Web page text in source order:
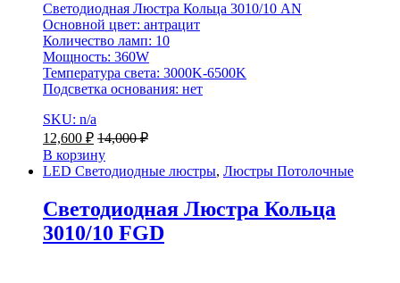
Светодиодная Люстра Кольца 3010/10 AN
Основной цвет: антрацит
Количество ламп: 10
Мощность: 360W
Температура света: 3000K-6500K
Подсветка основания: нет
SKU: n/a
12,600 ₽ 14,000₽
В корзину
LED Светодиодные люстры, Люстры Потолочные
Светодиодная Люстра Кольца
3010/10 FGD